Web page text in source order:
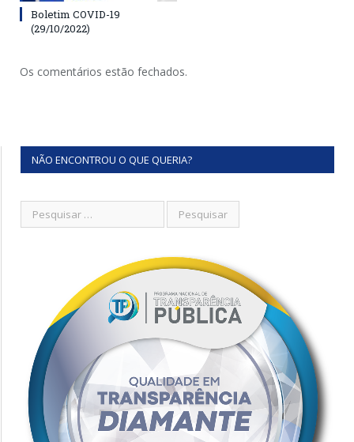
Boletim COVID-19
(29/10/2022)
Os comentários estão fechados.
NÃO ENCONTROU O QUE QUERIA?